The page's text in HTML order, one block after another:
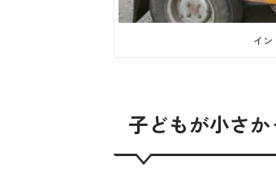
イン
子どもが小さ